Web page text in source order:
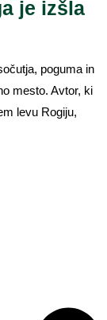
je izšla
poguma in
mesto. Avtor, ki
levu Rogiju,